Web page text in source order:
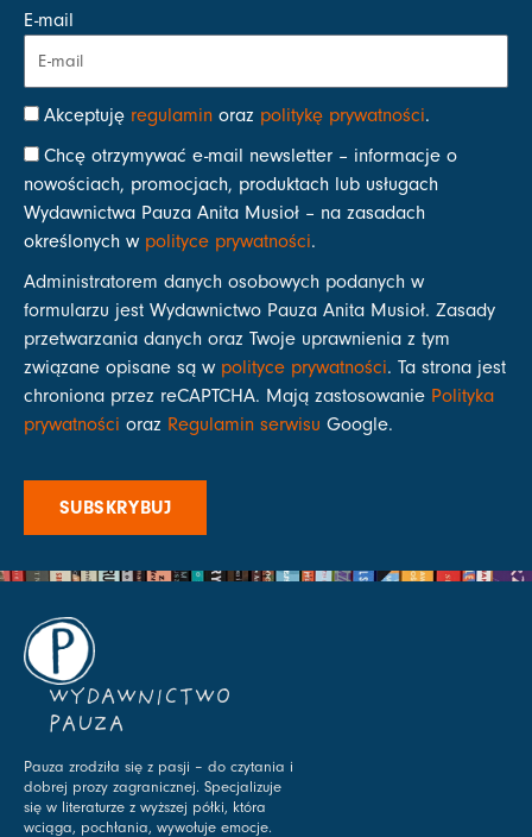
E-mail
Akceptuję regulamin oraz politykę prywatności.
Chcę otrzymywać e-mail newsletter – informacje o
nowościach, promocjach, produktach lub usługach
Wydawnictwa Pauza Anita Musioł – na zasadach
określonych w polityce prywatności.
Administratorem danych osobowych podanych w
formularzu jest Wydawnictwo Pauza Anita Musioł. Zasady
przetwarzania danych oraz Twoje uprawnienia z tym
związane opisane są w polityce prywatności. Ta strona jest
chroniona przez reCAPTCHA. Mają zastosowanie Polityka
prywatności oraz Regulamin serwisu Google.
SUBSKRYBUJ
WYDAWNICTWO
PAUZA
Pauza zrodziła się z pasji – do czytania i
dobrej prozy zagranicznej. Specjalizuje
się w literaturze z wyższej półki, która
wciąga, pochłania, wywołuje emocje.